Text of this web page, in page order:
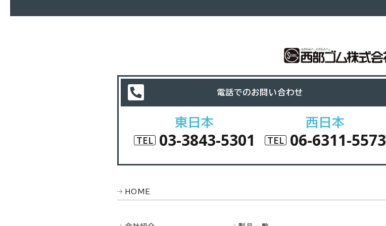
電話でのお問い合わせ
東日本
TEL 03-3843-5301
西日本
TEL 06-6311-5573
HOME